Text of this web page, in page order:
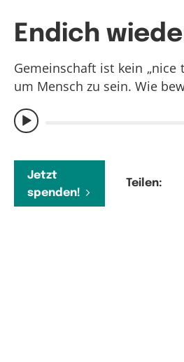
Endich
Gemeinschaft ist kein „nice
um Mensch zu sein. Wie
Jetzt
spenden!
Teilen: